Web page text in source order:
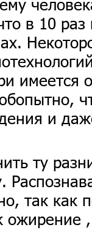
в 10 раз
имеется
и
ту
так как